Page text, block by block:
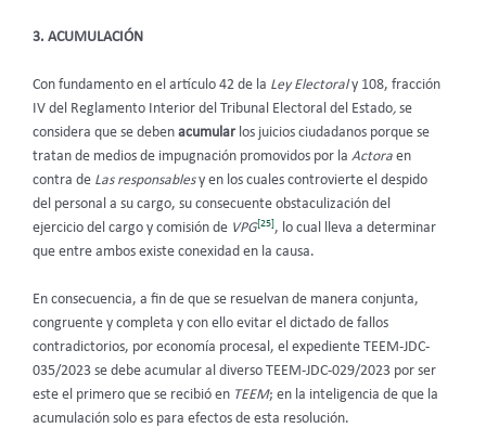
3. ACUMULACIÓN
Con fundamento en el artículo 42 de la Ley Electoraly 108, fracción
IV del Reglamento Interior del Tribunal Electoral del Estado, se
considera que se deben acumular los juicios ciudadanos porque se
tratan de medios de impugnación promovidos por la Actora en
contra de Las responsablesy en los cuales controvierte el despido
del personal a su cargo, su consecuente obstaculización del
ejercicio del cargo y comisión de VPG[25], lo cual lleva a determinar
que entre ambos existe conexidad en la causa.
En consecuencia, a fin de que se resuelvan de manera conjunta,
congruente y completa y con ello evitar el dictado de fallos
contradictorios, por economía procesal, el expediente TEEM-JDC-
035/2023 se debe acumular al diverso TEEM-JDC-029/2023 por ser
este el primero que se recibió en TEEM; en la inteligencia de que la
acumulación solo es para efectos de esta resolución.